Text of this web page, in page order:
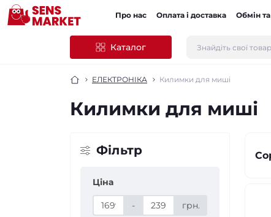
Про нас Оплата і доставка Обмін
Каталог
ЕЛЕКТРОНІКА Килимки для миші
Килимки для миші
Фільтр
Ціна
- грн.